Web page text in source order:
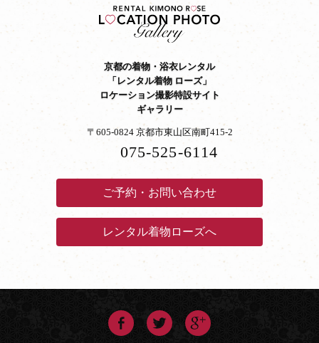
京都の着物・浴衣レンタル
「レンタル着物 ローズ」
ロケーション撮影特設サイト
ギャラリー
〒605-0824 京都市東山区南町415-2
075-525-6114
ご予約・お問い合わせ
レンタル着物ローズへ